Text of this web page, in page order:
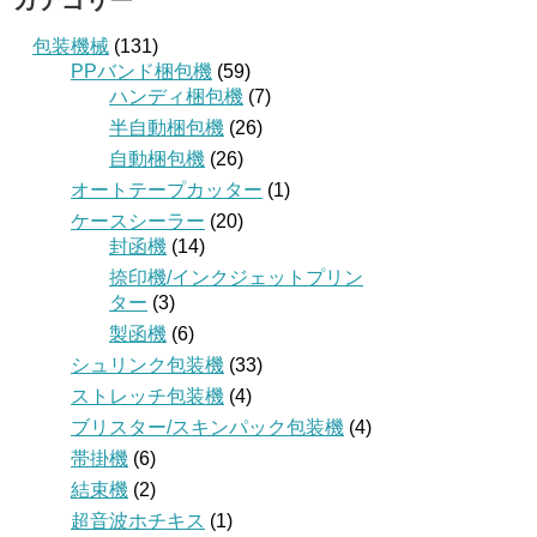
包装機械 (131)
PPバンド梱包機 (59)
ハンディ梱包機 (7)
半自動梱包機 (26)
自動梱包機 (26)
オートテープカッター (1)
ケースシーラー (20)
封函機 (14)
捺印機/インクジェットプリン
ター (3)
製函機 (6)
シュリンク包装機 (33)
ストレッチ包装機 (4)
ブリスター/スキンパック包装機 (4)
帯掛機 (6)
結束機 (2)
超音波ホチキス (1)